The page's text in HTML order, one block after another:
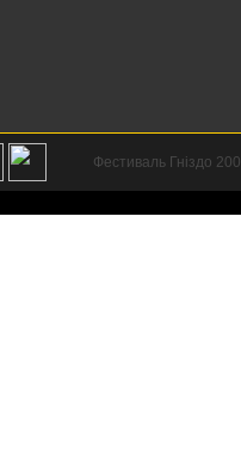
Фестиваль Гніздо